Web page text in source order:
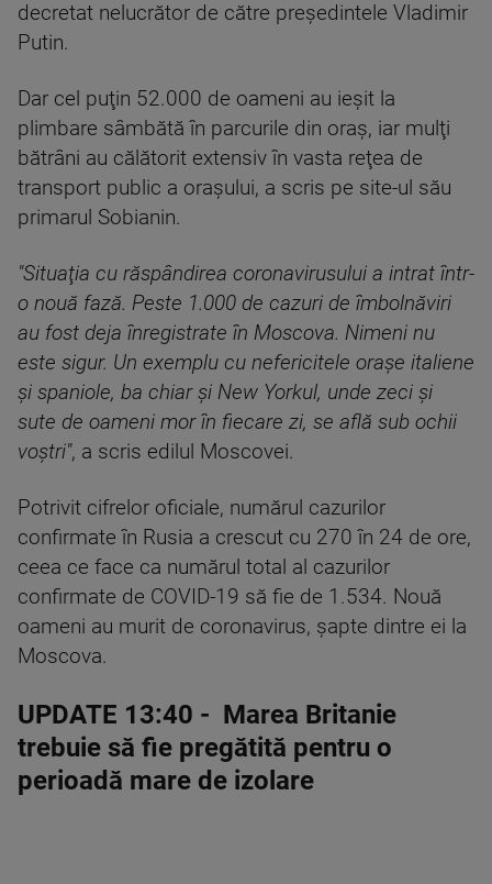
decretat nelucrător de către preşedintele Vladimir
Putin.
Dar cel puţin 52.000 de oameni au ieşit la
plimbare sâmbătă în parcurile din oraş, iar mulţi
bătrâni au călătorit extensiv în vasta reţea de
transport public a oraşului, a scris pe site-ul său
primarul Sobianin.
"Situaţia cu răspândirea coronavirusului a intrat într-
o nouă fază. Peste 1.000 de cazuri de îmbolnăviri
au fost deja înregistrate în Moscova. Nimeni nu
este sigur. Un exemplu cu nefericitele oraşe italiene
şi spaniole, ba chiar şi New Yorkul, unde zeci şi
sute de oameni mor în fiecare zi, se află sub ochii
voştri", a scris edilul Moscovei.
Potrivit cifrelor oficiale, numărul cazurilor
confirmate în Rusia a crescut cu 270 în 24 de ore,
ceea ce face ca numărul total al cazurilor
confirmate de COVID-19 să fie de 1.534. Nouă
oameni au murit de coronavirus, şapte dintre ei la
Moscova.
UPDATE 13:40 - Marea Britanie
trebuie să fie pregătită pentru o
perioadă mare de izolare